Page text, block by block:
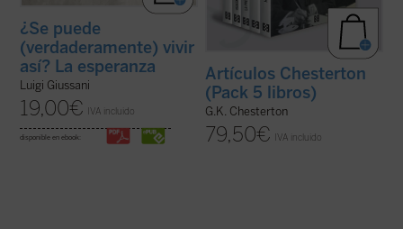
¿Se puede
(verdaderamente) vivir
así? La esperanza
Luigi Giussani
19,00€ IVA incluido
disponible en ebook:
Artículos Chesterton
(Pack 5 libros)
G.K. Chesterton
79,50€ IVA incluido